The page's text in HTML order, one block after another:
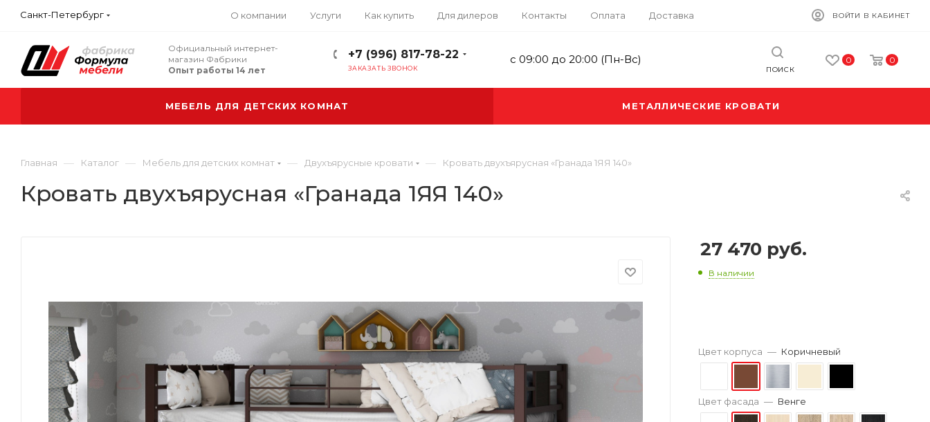
Санкт-Петербург О компании Услуги Как купить Для дилеров Контакты Оплата Доставка ВОЙТИ В КАБИНЕТ
Официальный интернет-
магазин Фабрики
Опыт работы 14 лет
+7 (996) 817-78-22
ЗАКАЗАТЬ ЗВОНОК
с 09:00 до 20:00 (Пн-Вс) 0 0
ПОИСК
МЕБЕЛЬ ДЛЯ ДЕТСКИХ КОМНАТ МЕТАЛЛИЧЕСКИЕ КРОВАТИ
Главная — Каталог — Мебель для детских комнат — Двухъярусные кровати — Кровать двухъярусная «Гранада 1ЯЯ 140»
Кровать двухъярусная «Гранада 1ЯЯ 140»
27 470 руб.
В наличии
Цвет корпуса — Коричневый
Цвет фасада — Венге